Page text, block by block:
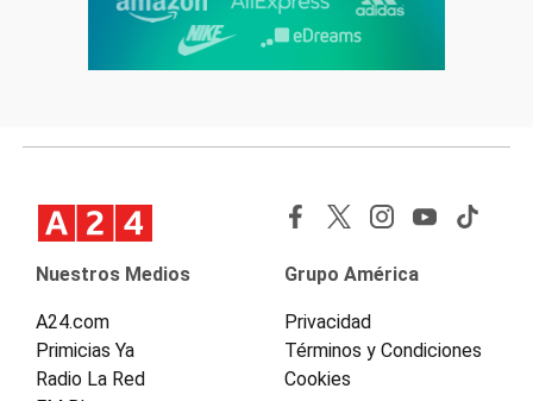
Nuestros Medios
A24.com
Primicias Ya
Radio La Red
Grupo América
Privacidad
Términos y Condiciones
Cookies